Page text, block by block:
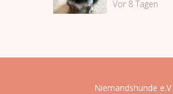
Vor 8 Tagen
Niemandshunde e.V.